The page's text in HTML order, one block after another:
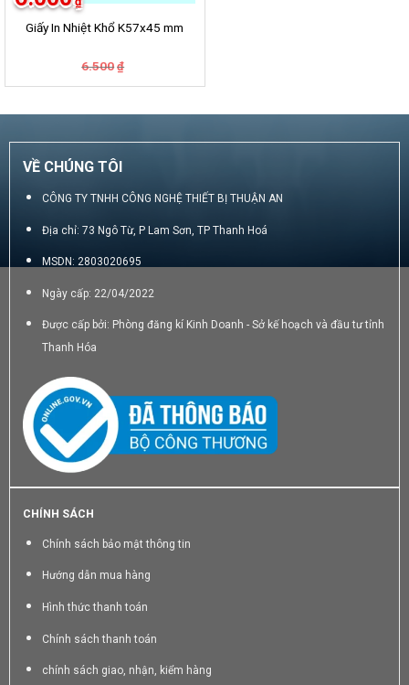
Giấy In Nhiệt Khổ K57x45 mm
6.500 ₫
là:
tại
6.000₫.
VỀ CHÚNG TÔI
CÔNG TY TNHH CÔNG NGHỆ THIẾT BỊ THUẬN AN
Địa chỉ: 73 Ngô Từ, P Lam Sơn, TP Thanh Hoá
MSDN: 2803020695
Ngày cấp: 22/04/2022
Được cấp bởi: Phòng đăng kí Kinh Doanh - Sở kế hoạch và đầu tư tỉnh
Thanh Hóa
CHÍNH SÁCH
Chính sách bảo mật thông tin
Hướng dẫn mua hàng
Hình thức thanh toán
Chính sách thanh toán
chính sách giao, nhận, kiểm hàng